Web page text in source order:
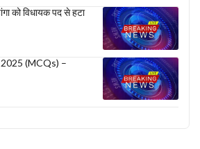
को विधायक पद से हटा
2025 (MCQs) –